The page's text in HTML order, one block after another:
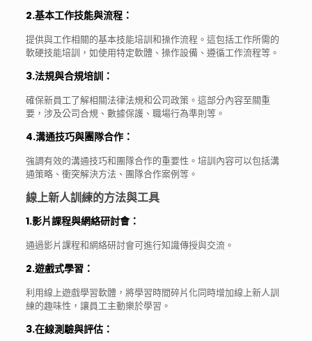
2.基本工作技能與流程：
提供與工作相關的基本技能培訓和操作流程。這包括工作所需的
軟硬技能培訓，如使用特定軟體、操作設備、遵循工作流程等。
3.法規與合規培訓 ：
確保新員工了解相關法律法規和公司政策。這部分內容至關重
要，涉及公司合規、數據保護、職場行為準則等。
4.溝通技巧與團隊合作：
強調有效的溝通技巧和團隊合作的重要性。培訓內容可以包括溝
通策略、衝突解決方法、團隊合作案例等。
線上新人訓練的方法與工具
1.影片課程與網絡研討會：
通過影片課程和網絡研討會可進行知識傳授與交流。
2.遊戲式學習：
利用線上遊戲學習軟體，將學習時間碎片化同時增加線上新人訓
練的趣味性，讓員工主動樂於學習。
3.在線測驗與評估：